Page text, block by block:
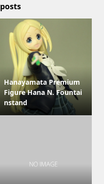
Hanayamata Premium
Figure Hana N. Fountai
nstand